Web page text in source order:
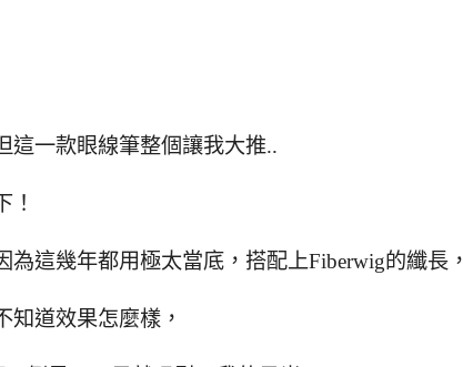
這一款眼線筆整個讓我大推..
！
為這幾年都用極太當底，搭配上Fiberwig的纖長，
知道效果怎麼樣，